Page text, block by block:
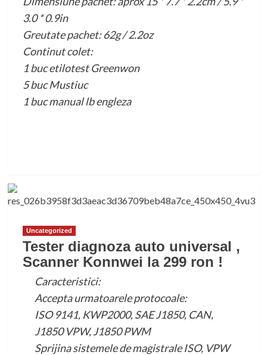
3.0 * 0.9in
Greutate pachet: 62g / 2.2oz
Continut colet:
1 buc etilotest Greenwon
5 buc Mustiuc
1 buc manual lb engleza
Uncategorized
Tester diagnoza auto universal ,
Scanner Konnwei la 299 ron !
Caracteristici:
Accepta urmatoarele protocoale:
ISO 9141, KWP2000, SAE J1850, CAN,
J1850 VPW, J1850 PWM
Sprijina sistemele de magistrale ISO, VPW